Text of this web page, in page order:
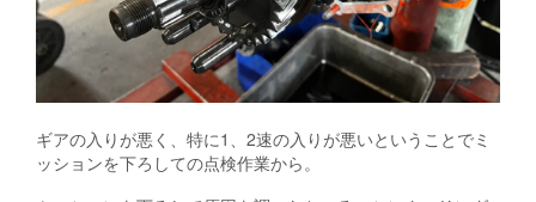
ギアの入りが悪く、特に1、2速の入りが悪いということでミ
ッションを下ろしての点検作業から。